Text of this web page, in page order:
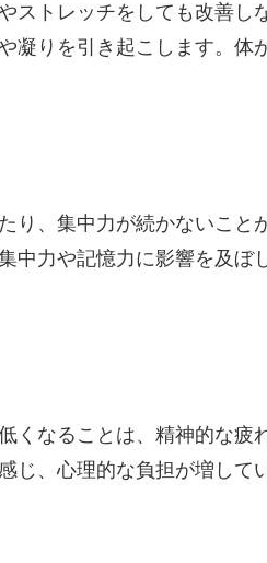
ストレッチをしても改善
凝りを引き起こします。
り、集中力が続かないこ
中力や記憶力に影響を及
くなることは、精神的な
じ、心理的な負担が増し